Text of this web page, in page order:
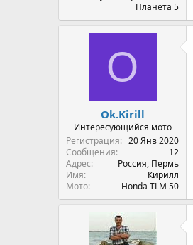
Планета 5
O
Ok.Kirill
Интересующийся мото
Регистрация
20 Янв 2020
Сообщения
12
Адрес
Россия, Пермь
Имя
Кирилл
Мото
Honda TLM 50